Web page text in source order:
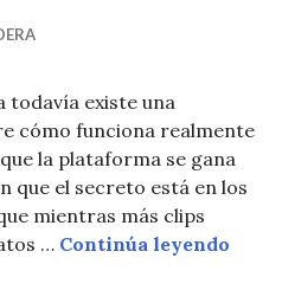
todavía existe una
cómo funciona realmente
la plataforma se gana
que el secreto está en los
mientras más clips
… Continúa leyendo